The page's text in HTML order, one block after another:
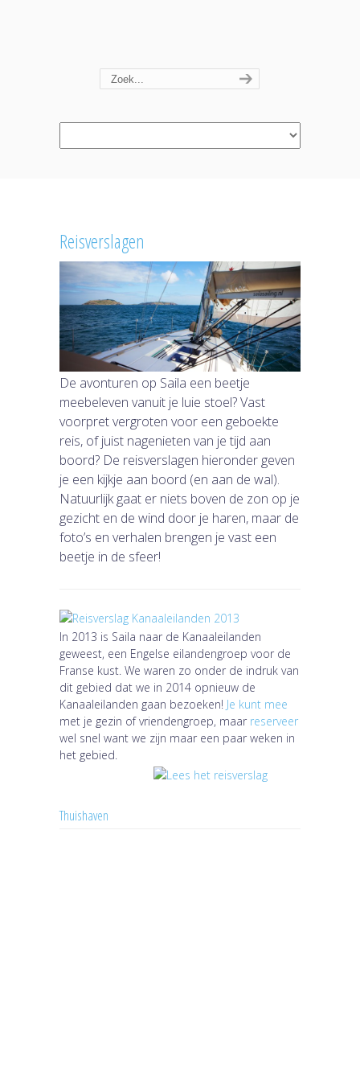
Reisverslagen
De avonturen op Saila een beetje
meebeleven vanuit je luie stoel? Vast
voorpret vergroten voor een geboekte
reis, of juist nagenieten van je tijd aan
boord? De reisverslagen hieronder geven
je een kijkje aan boord (en aan de wal).
Natuurlijk gaat er niets boven de zon op je
gezicht en de wind door je haren, maar de
foto’s en verhalen brengen je vast een
beetje in de sfeer!
In 2013 is Saila naar de Kanaaleilanden
geweest, een Engelse eilandengroep voor de
Franse kust. We waren zo onder de indruk van
dit gebied dat we in 2014 opnieuw de
Kanaaleilanden gaan bezoeken! Je kunt mee
met je gezin of vriendengroep, maar reserveer
wel snel want we zijn maar een paar weken in
het gebied.
Thuishaven